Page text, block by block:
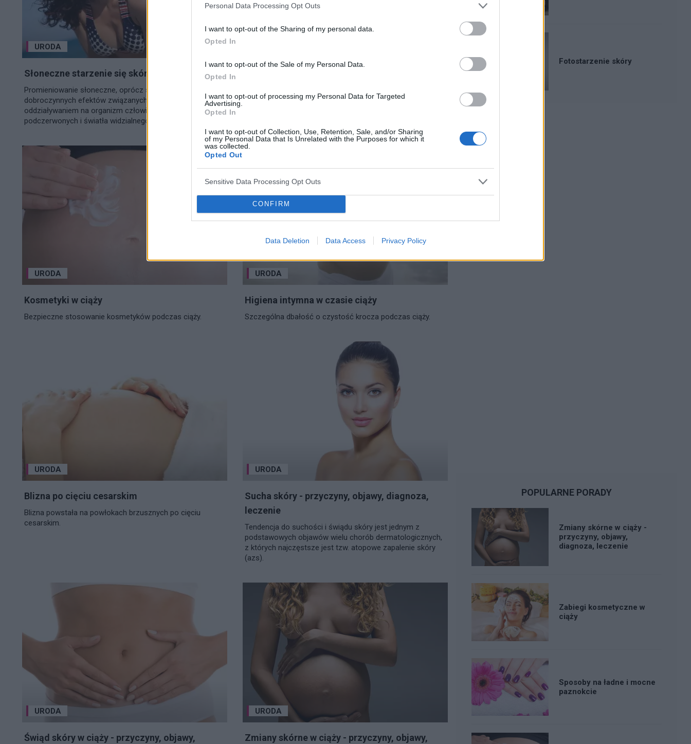
Personal Data Processing Opt Outs
I want to opt-out of the Sharing of my personal data.
Opted In
I want to opt-out of the Sale of my Personal Data.
Opted In
I want to opt-out of processing my Personal Data for Targeted
Advertising.
Opted In
I want to opt-out of Collection, Use, Retention, Sale, and/or Sharing
of my Personal Data that Is Unrelated with the Purposes for which it
was collected.
Opted Out
Sensitive Data Processing Opt Outs
CONFIRM
Data Deletion Data Access Privacy Policy
URODA
Słoneczne starzenie się skóry
Promieniowanie słoneczne, oprócz szeregu
dobroczynnych efektów związanych przede wszystkim z
oddziaływaniem na organizm człowieka promieni
podczerwonych i światła widzialnego, wywiera szereg...
kosmetycznych.
URODA
Kosmetyki w ciąży
Bezpieczne stosowanie kosmetyków podczas ciąży.
URODA
Higiena intymna w czasie ciąży
Szczególna dbałość o czystość krocza podczas ciąży.
URODA
Blizna po cięciu cesarskim
Blizna powstała na powłokach brzusznych po cięciu
cesarskim.
URODA
Sucha skóry - przyczyny, objawy, diagnoza,
leczenie
Tendencja do suchości i świądu skóry jest jednym z
podstawowych objawów wielu chorób dermatologicznych,
z których najczęstsze jest tzw. atopowe zapalenie skóry
(azs).
URODA
Świąd skóry w ciąży - przyczyny, objawy,
URODA
Zmiany skórne w ciąży - przyczyny, objawy,
Fotostarzenie skóry
POPULARNE PORADY
Zmiany skórne w ciąży -
przyczyny, objawy,
diagnoza, leczenie
Zabiegi kosmetyczne w
ciąży
Sposoby na ładne i mocne
paznokcie